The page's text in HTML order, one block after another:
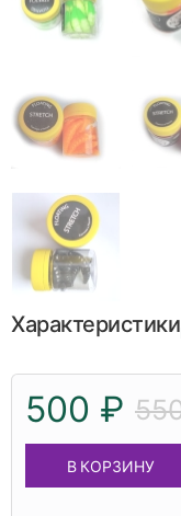
Характеристики
500 ₽
В КОРЗИНУ